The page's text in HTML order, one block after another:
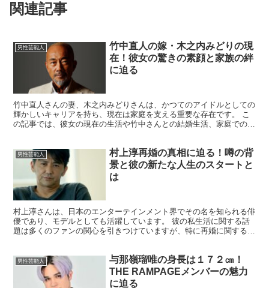
関連記事
男性芸能人
竹中直人の嫁・木之内みどりの現
在！彼女の驚きの素顔と家族の絆
に迫る
竹中直人さんの妻、木之内みどりさんは、かつてのアイドルとしての
輝かしいキャリアを持ち、現在は家庭を支える重要な存在です。 こ
の記事では、彼女の現在の生活や竹中さんとの結婚生活、家庭での役
男性芸能人
村上淳再婚の真相に迫る！噂の背
景と彼の新たな人生のスタートと
は
村上淳さんは、日本のエンターテインメント界でその名を知られる俳
優であり、モデルとしても活躍しています。 彼の私生活に関する話
題は多くのファンの関心を引きつけていますが、特に再婚に関する噂
男性芸能人
与那嶺瑠唯の身長は１７２㎝！
THE RAMPAGEメンバーの魅力
に迫る